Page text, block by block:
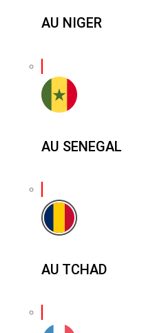
AU NIGER
AU SENEGAL
AU TCHAD